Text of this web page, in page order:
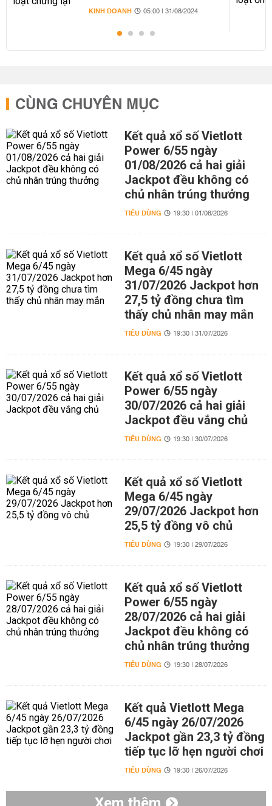
KINH DOANH 05:00 | 31/08/2024
CÙNG CHUYÊN MỤC
Kết quả xổ số Vietlott
Power 6/55 ngày
01/08/2026 cả hai giải
Jackpot đều không có
chủ nhân trúng thưởng
TIÊU DÙNG 19:30 | 01/08/2026
Kết quả xổ số Vietlott
Mega 6/45 ngày
31/07/2026 Jackpot hơn
27,5 tỷ đồng chưa tìm
thấy chủ nhân may mắn
TIÊU DÙNG 19:30 | 31/07/2026
Kết quả xổ số Vietlott
Power 6/55 ngày
30/07/2026 cả hai giải
Jackpot đều vắng chủ
TIÊU DÙNG 19:30 | 30/07/2026
Kết quả xổ số Vietlott
Mega 6/45 ngày
29/07/2026 Jackpot hơn
25,5 tỷ đồng vô chủ
TIÊU DÙNG 19:30 | 29/07/2026
Kết quả xổ số Vietlott
Power 6/55 ngày
28/07/2026 cả hai giải
Jackpot đều không có
chủ nhân trúng thưởng
TIÊU DÙNG 19:30 | 28/07/2026
Kết quả Vietlott Mega
6/45 ngày 26/07/2026
Jackpot gần 23,3 tỷ đồng
tiếp tục lỡ hẹn người chơi
TIÊU DÙNG 19:30 | 26/07/2026